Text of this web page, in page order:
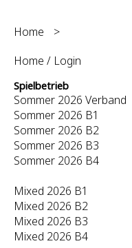
Home
>
Home / Login
Spielbetrieb
Sommer 2026 Verband
Sommer 2026 B1
Sommer 2026 B2
Sommer 2026 B3
Sommer 2026 B4
Mixed 2026 B1
Mixed 2026 B2
Mixed 2026 B3
Mixed 2026 B4